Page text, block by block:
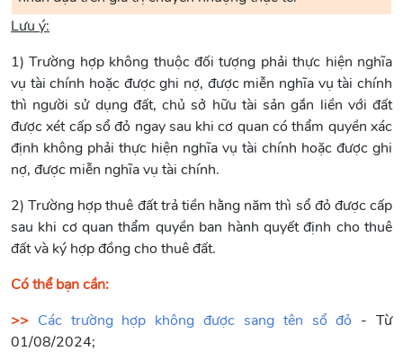
Lưu ý:
1) Trường hợp không thuộc đối tượng phải thực hiện nghĩa
vụ tài chính hoặc được ghi nợ, được miễn nghĩa vụ tài chính
thì người sử dụng đất, chủ sở hữu tài sản gắn liền với đất
được xét cấp sổ đỏ ngay sau khi cơ quan có thẩm quyền xác
định không phải thực hiện nghĩa vụ tài chính hoặc được ghi
nợ, được miễn nghĩa vụ tài chính.
2) Trường hợp thuê đất trả tiền hằng năm thì sổ đỏ được cấp
sau khi cơ quan thẩm quyền ban hành quyết định cho thuê
đất và ký hợp đồng cho thuê đất.
Có thể bạn cần:
>> Các trường hợp không được sang tên sổ đỏ - Từ
01/08/2024;